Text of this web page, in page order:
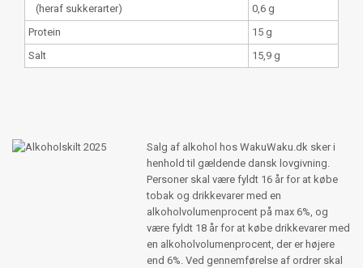
(heraf sukkerarter)
0,6 g
Protein
15 g
Salt
15,9 g
Salg af alkohol hos WakuWaku.dk sker i
henhold til gældende dansk lovgivning.
Personer skal være fyldt 16 år for at købe
tobak og drikkevarer med en
alkoholvolumenprocent på max 6%, og
være fyldt 18 år for at købe drikkevarer med
en alkoholvolumenprocent, der er højere
end 6%. Ved gennemførelse af ordrer skal